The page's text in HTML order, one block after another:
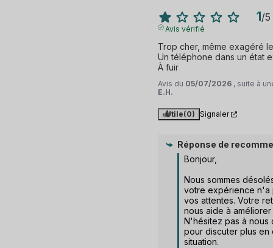
1/5
Avis vérifié
Trop cher, même exagéré
Un téléphone dans un état
À fuir
Avis du 05/07/2026 , suite à
E.H.
Utile(0) Signaler
Réponse de
Bonjour,
Nous sommes
votre expérience n'a
vos attentes. Votre
nous aide à
N'hésitez pas à nous
pour discuter plus en
situation.